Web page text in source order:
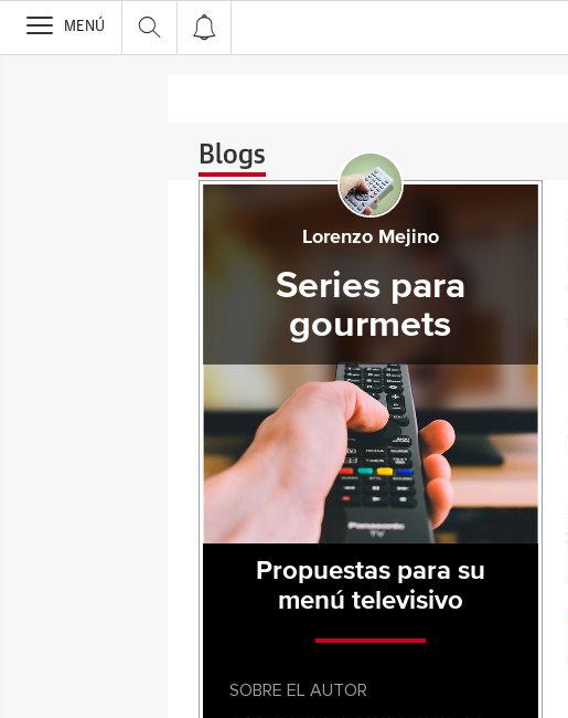
>
MENÚ
Blogs
Lorenzo Mejino
Series para
gourmets
Propuestas para su
menú televisivo
SOBRE EL AUTOR